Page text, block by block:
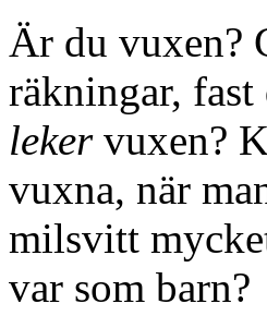
Är du vuxen?
räkningar,
lekervuxen?
vuxna, när
milsvitt
var som barn?